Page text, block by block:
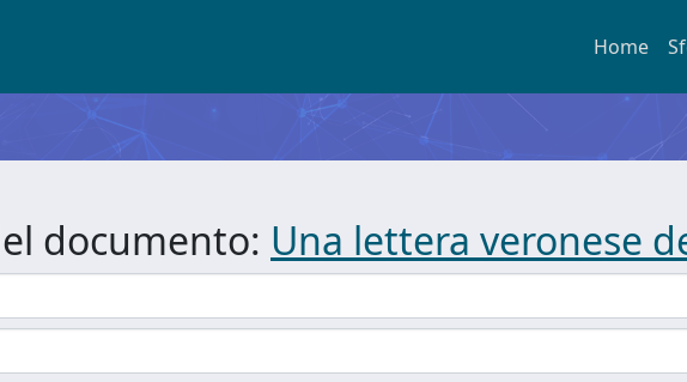
Home
documento: Una lettera veronese